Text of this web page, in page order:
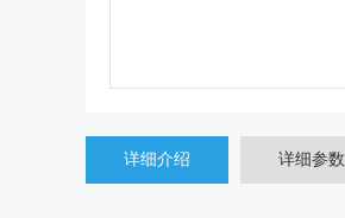
详细介绍 详细参数